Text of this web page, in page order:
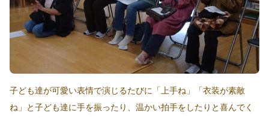
子ども達が可愛い表情で演じるたびに「上手ね」「衣装が素敵
ね」と子ども達に手を振ったり、温かい拍手をしたりと喜んでく